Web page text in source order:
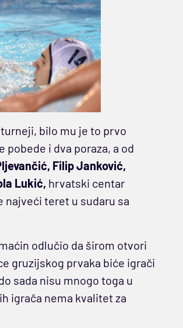
bilo mu je to prvo
pobede i dva poraza, a od
Filip Janković,
Lukić, hrvatski centar
najveći teret u sudaru sa
odlučio da širom otvori
gruzijskog prvaka biće igrači
sada nisu mnogo toga u
igrača nema kvalitet za